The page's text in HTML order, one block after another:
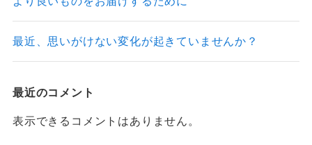
最近、思いがけない変化が起きていませんか？
最近のコメント
表示できるコメントはありません。